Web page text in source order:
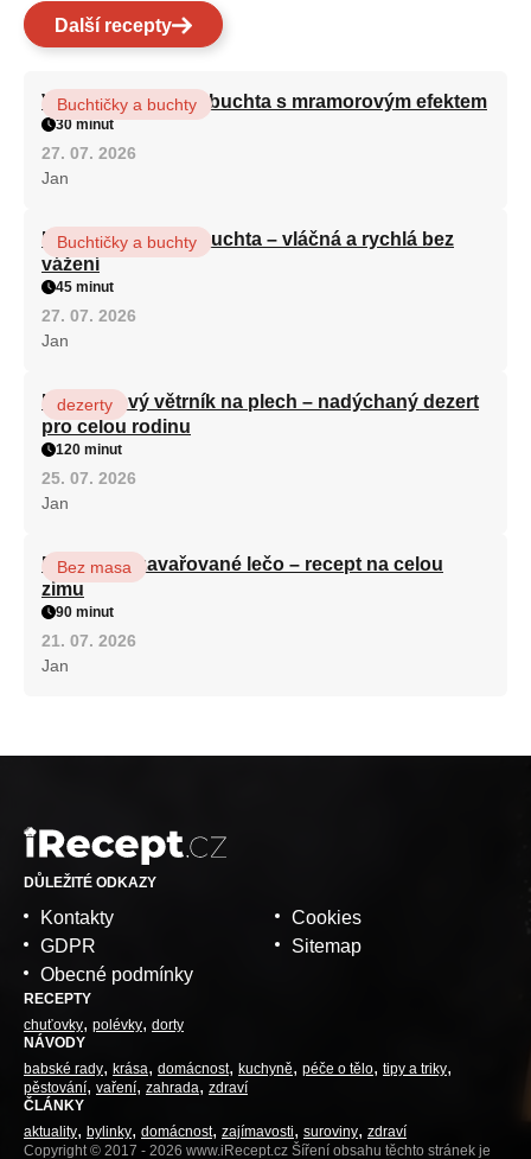
Další recepty
Vláčná olejová litá buchta s mramorovým efektem
Buchtičky a buchty
30 minut
27. 07. 2026
Jan
Hrnková maková buchta – vláčná a rychlá bez
vážení
Buchtičky a buchty
45 minut
27. 07. 2026
Jan
Karamelový větrník na plech – nadýchaný dezert
pro celou rodinu
dezerty
120 minut
25. 07. 2026
Jan
Babiččino zavařované lečo – recept na celou
zimu
Bez masa
90 minut
21. 07. 2026
Jan
DŮLEŽITÉ ODKAZY
Kontakty
GDPR
Obecné podmínky
Cookies
Sitemap
RECEPTY
chuťovky polévky dorty
NÁVODY
babské rady
krása domácnost kuchyně péče o tělo tipy a triky
pěstování vaření zahrada zdraví
ČLÁNKY
aktuality
bylinky domácnost zajímavosti suroviny zdraví
Copyright © 2017 - 2026 www.iRecept.cz Šíření obsahu těchto stránek je